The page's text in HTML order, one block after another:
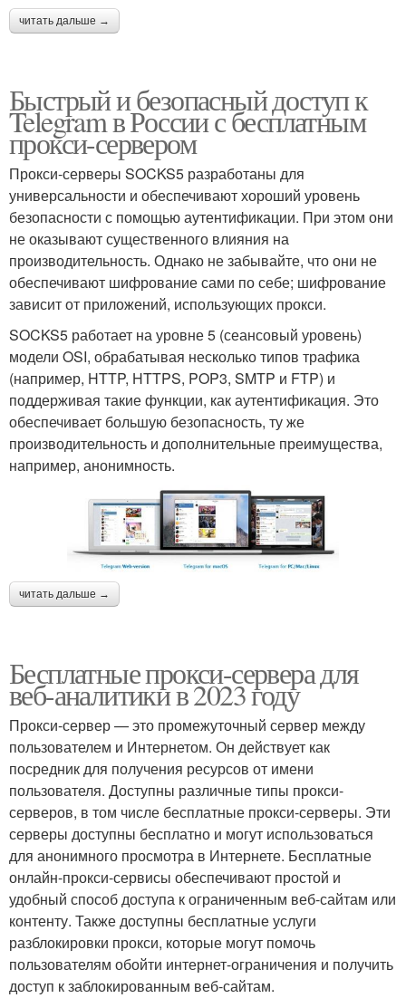
читать дальше →
Быстрый и безопасный доступ к
Telegram в России с бесплатным
прокси-сервером
Прокси-серверы SOCKS5 разработаны для
универсальности и обеспечивают хороший уровень
безопасности с помощью аутентификации. При этом они
не оказывают существенного влияния на
производительность. Однако не забывайте, что они не
обеспечивают шифрование сами по себе; шифрование
зависит от приложений, использующих прокси.
SOCKS5 работает на уровне 5 (сеансовый уровень)
модели OSI, обрабатывая несколько типов трафика
(например, HTTP, HTTPS, POP3, SMTP и FTP) и
поддерживая такие функции, как аутентификация. Это
обеспечивает большую безопасность, ту же
производительность и дополнительные преимущества,
например, анонимность.
читать дальше →
Бесплатные прокси-сервера для
веб-аналитики в 2023 году
Прокси-сервер — это промежуточный сервер между
пользователем и Интернетом. Он действует как
посредник для получения ресурсов от имени
пользователя. Доступны различные типы прокси-
серверов, в том числе бесплатные прокси-серверы. Эти
серверы доступны бесплатно и могут использоваться
для анонимного просмотра в Интернете. Бесплатные
онлайн-прокси-сервисы обеспечивают простой и
удобный способ доступа к ограниченным веб-сайтам или
контенту. Также доступны бесплатные услуги
разблокировки прокси, которые могут помочь
пользователям обойти интернет-ограничения и получить
доступ к заблокированным веб-сайтам.